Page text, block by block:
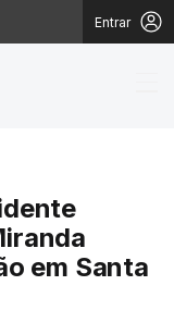
Entrar
em Santa